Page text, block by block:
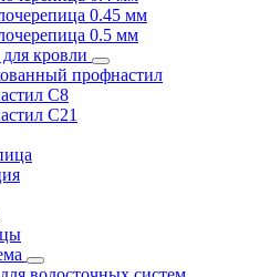
0.45 мм
0.5 мм
кровли
профнастил
С8
С21